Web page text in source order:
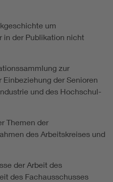
um
in der Publikation nicht
zur
der Senioren
und des Hochschul-
Themen der
des Arbeitskreises und
der Arbeit des
des Fachausschusses